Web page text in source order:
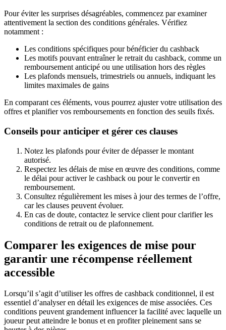
Pour éviter les surprises désagréables, commencez par examiner
attentivement la section des conditions générales. Vérifiez
notamment :
Les conditions spécifiques pour bénéficier du cashback
Les motifs pouvant entraîner le retrait du cashback, comme un
remboursement anticipé ou une utilisation hors des règles
Les plafonds mensuels, trimestriels ou annuels, indiquant les
limites maximales de gains
En comparant ces éléments, vous pourrez ajuster votre utilisation des
offres et planifier vos remboursements en fonction des seuils fixés.
Conseils pour anticiper et gérer ces clauses
Notez les plafonds pour éviter de dépasser le montant
autorisé.
Respectez les délais de mise en œuvre des conditions, comme
le délai pour activer le cashback ou pour le convertir en
remboursement.
Consultez régulièrement les mises à jour des termes de l’offre,
car les clauses peuvent évoluer.
En cas de doute, contactez le service client pour clarifier les
conditions de retrait ou de plafonnement.
Comparer les exigences de mise pour
garantir une récompense réellement
accessible
Lorsqu’il s’agit d’utiliser les offres de cashback conditionnel, il est
essentiel d’analyser en détail les exigences de mise associées. Ces
conditions peuvent grandement influencer la facilité avec laquelle un
joueur peut atteindre le bonus et en profiter pleinement sans se